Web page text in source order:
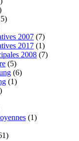
2007 (7)
2017 (1)
2008 (7)
(5)
(6)
(1)
(1)